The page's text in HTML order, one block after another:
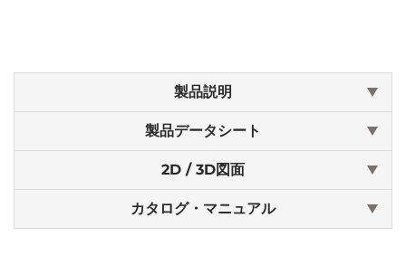
製品説明
製品データシート
2D / 3D図面
カタログ・マニュアル